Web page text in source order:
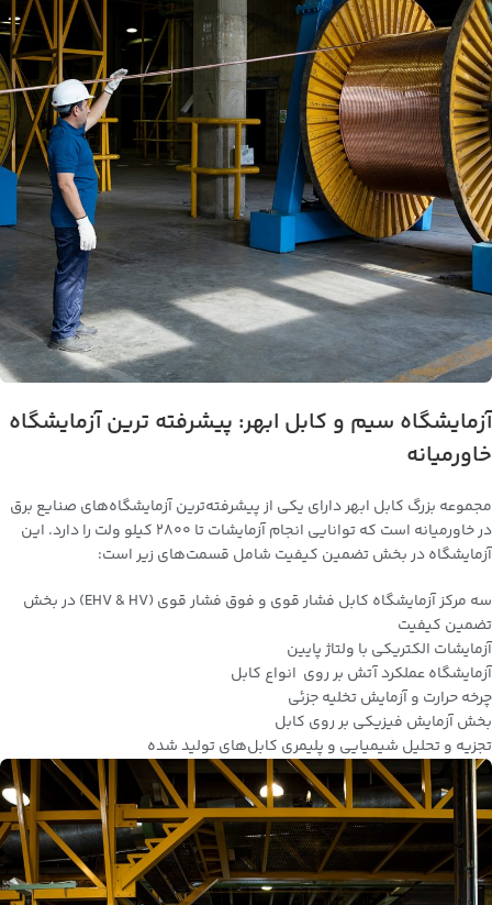
آزمایشگاه سیم و کابل ابهر: پیشرفته ترین آزمایشگاه
خاورمیانه
مجموعه بزرگ کابل ابهر دارای یکی از پیشرفته‌ترین آزمایشگاه‌های صنایع برق
در خاورمیانه است که توانایی انجام آزمایشات تا 2800 کیلو ولت را دارد. این
آزمایشگاه در بخش تضمین کیفیت شامل قسمت‌های زیر است:
سه مرکز آزمایشگاه کابل فشار قوی و فوق فشار قوی (EHV & HV) در بخش
تضمین کیفیت
آزمایشات الکتریکی با ولتاژ پایین
آزمایشگاه عملکرد آتش بر روی انواع کابل
چرخه حرارت و آزمایش تخلیه جزئی
بخش آزمایش فیزیکی بر روی کابل
تجزیه و تحلیل شیمیایی و پلیمری کابل‌های تولید شده